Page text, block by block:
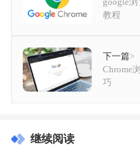
教程
下一篇>
Chrome
巧
继续阅读